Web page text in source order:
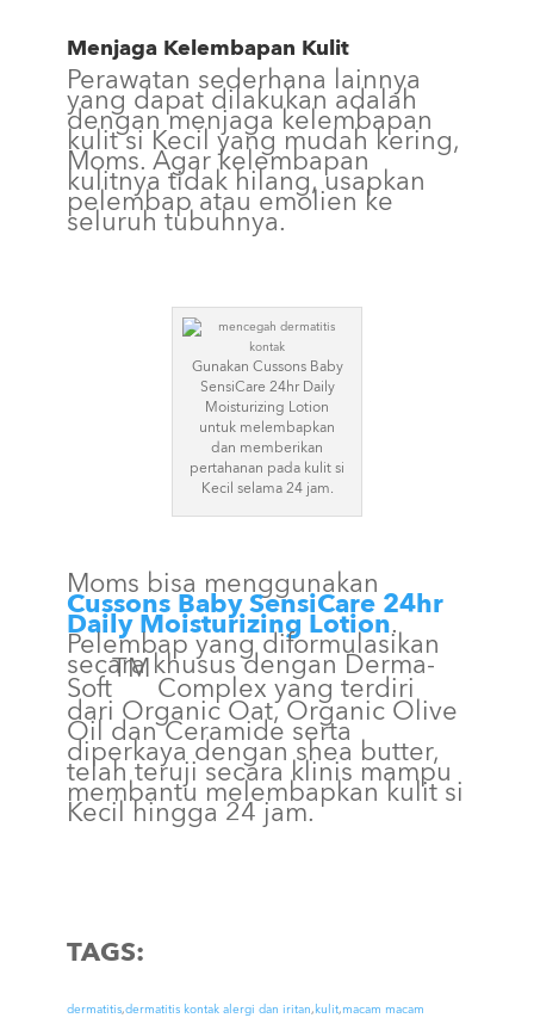
Menjaga Kelembapan Kulit
Perawatan sederhana lainnya
yang dapat dilakukan adalah
dengan menjaga kelembapan
kulit si Kecil yang mudah kering,
Moms. Agar kelembapan
kulitnya tidak hilang, usapkan
pelembap atau emolien ke
seluruh tubuhnya.
Gunakan Cussons Baby
SensiCare 24hr Daily
Moisturizing Lotion
untuk melembapkan
dan memberikan
pertahanan pada kulit si
Kecil selama 24 jam.
Moms bisa menggunakan
Cussons Baby SensiCare 24hr
Daily Moisturizing Lotion.
Pelembap yang diformulasikan
secara khusus dengan Derma-
Soft
TM
Complex yang terdiri
dari Organic Oat, Organic Olive
Oil dan Ceramide serta
diperkaya dengan shea butter,
telah teruji secara klinis mampu
membantu melembapkan kulit si
Kecil hingga 24 jam.
TAGS:
dermatitis,dermatitis kontak alergi dan iritan , kulit,macam macam